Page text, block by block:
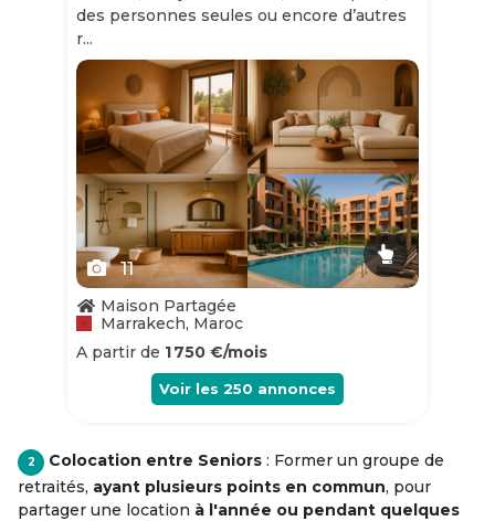
des personnes seules ou encore d’autres
r...
Slide 1 of 11
11
Maison Partagée
Marrakech, Maroc
A partir de 1 750 €/mois
Voir les 250 annonces
2 Colocation entre Seniors : Former un groupe de
retraités, ayant plusieurs points en commun, pour
partager une location à l'année ou pendant quelques